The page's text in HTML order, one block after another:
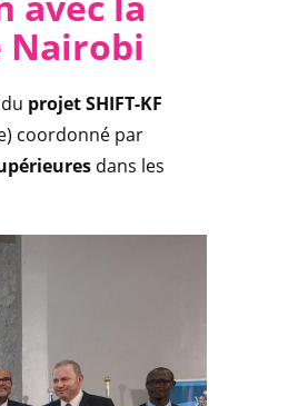
Nairobi
projet SHIFT-KF
coordonné par
dans les